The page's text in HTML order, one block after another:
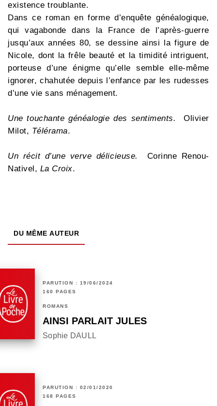
existence troublante.
Dans ce roman en forme d’enquête généalogique,
qui vagabonde dans la France de l’après-guerre
jusqu’aux années 80, se dessine ainsi la figure de
Nicole, dont la frêle beauté et la timidité intriguent,
porteuse d’une énigme qu’elle semble elle-même
ignorer, chahutée depuis l’enfance par les rudesses
d’une vie sans ménagement.
Une touchante généalogie des sentiments.Olivier
Milot, Télérama.
Un récit d’une verve délicieuse. Corinne Renou-
Nativel, La Croix.
DU MÊME AUTEUR
PARUTION : 19/06/2024
160 PAGES
ROMANS
AINSI PARLAIT JULES
Sophie DAULL
PARUTION : 02/01/2020
168 PAGES